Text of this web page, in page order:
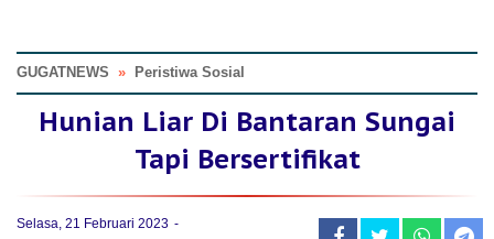
GUGATNEWS » Peristiwa Sosial
Hunian Liar Di Bantaran Sungai
Tapi Bersertifikat
Selasa, 21 Februari 2023